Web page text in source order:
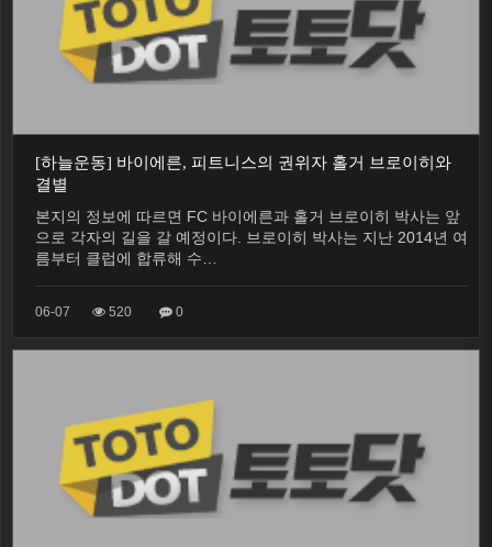
[하늘운동] 바이에른, 피트니스의 권위자 홀거 브로이히와
결별
본지의 정보에 따르면 FC 바이에른과 홀거 브로이히 박사는 앞
으로 각자의 길을 갈 예정이다. 브로이히 박사는 지난 2014년 여
름부터 클럽에 합류해 수…
06-07 520 0